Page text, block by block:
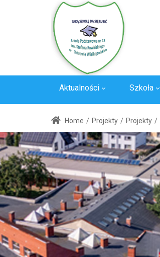
Aktualności Szkoła
Home / Projekty / Projekty /